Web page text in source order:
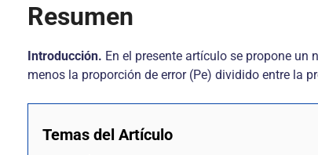
Resumen
Introducción. En el presente artículo se propone un
menos la proporción de error (Pe) dividido entre la
Temas del Artículo